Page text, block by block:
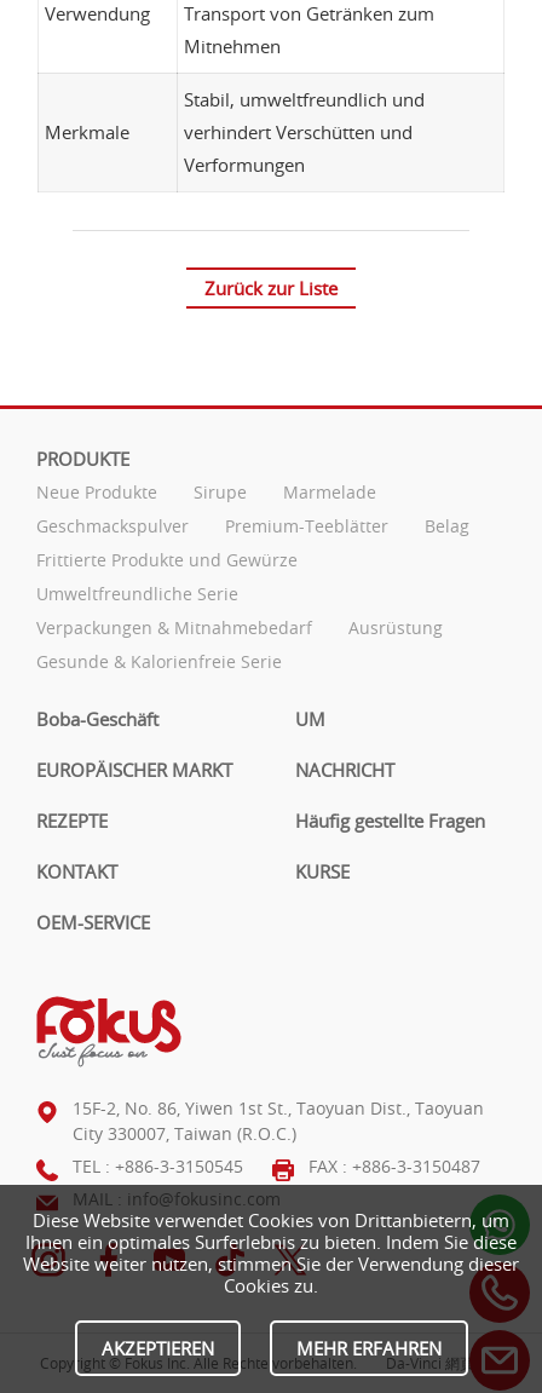
Verwendung
Transport von Getränken zum
Mitnehmen
Merkmale
Stabil, umweltfreundlich und
verhindert Verschütten und
Verformungen
Zurück zur Liste
Diese Website verwendet Cookies von Drittanbietern, um
Ihnen ein optimales Surferlebnis zu bieten. Indem Sie diese
Website weiter nutzen, stimmen Sie der Verwendung dieser
Cookies zu.
AKZEPTIEREN MEHR ERFAHREN
PRODUKTE
Neue Produkte Sirupe
Marmelade
Geschmackspulver
Premium-Teeblätter
Belag
Frittierte Produkte und Gewürze
Umweltfreundliche Serie
Verpackungen & Mitnahmebedarf
Ausrüstung
Gesunde & Kalorienfreie Serie
Boba-Geschäft UM
EUROPÄISCHER MARKT NACHRICHT
REZEPTE Häufig gestellte Fragen
KONTAKT KURSE
OEM-SERVICE
15F-2, No. 86, Yiwen 1st St., Taoyuan Dist., Taoyuan
City 330007, Taiwan (R.O.C.)
TEL : +886-3-3150545
FAX : +886-3-3150487
MAIL : info@fokusinc.com
Copyright © Fokus Inc. Alle Rechte vorbehalten. Da-Vinci 網頁設計